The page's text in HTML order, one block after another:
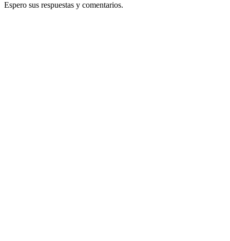
Espero sus respuestas y comentarios.